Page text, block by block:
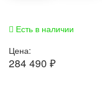
Есть в наличии
Цена:
284 490 ₽